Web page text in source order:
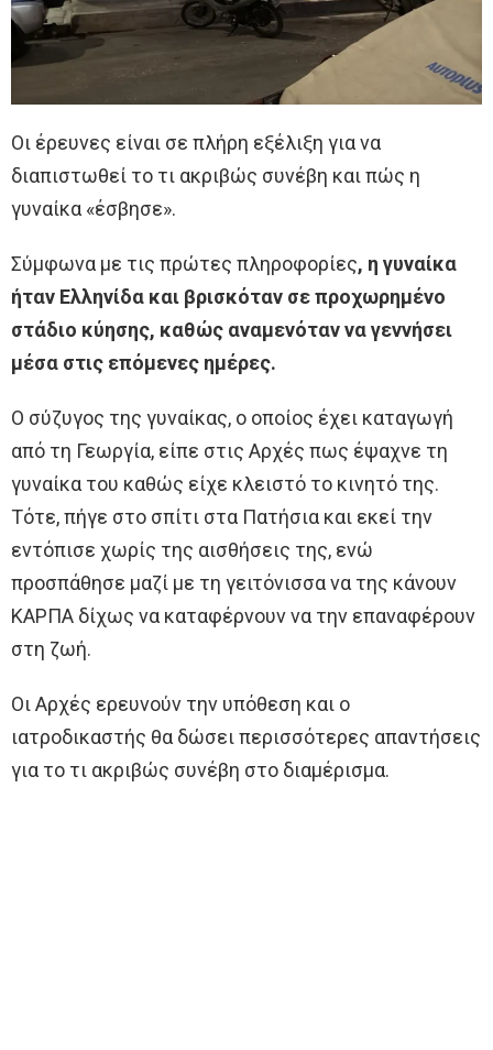
Οι έρευνες είναι σε πλήρη εξέλιξη για να
διαπιστωθεί το τι ακριβώς συνέβη και πώς η
γυναίκα «έσβησε».
Σύμφωνα με τις πρώτες πληροφορίες, η γυναίκα
ήταν Ελληνίδα και βρισκόταν σε προχωρημένο
στάδιο κύησης, καθώς αναμενόταν να γεννήσει
μέσα στις επόμενες ημέρες.
Ο σύζυγος της γυναίκας, ο οποίος έχει καταγωγή
από τη Γεωργία, είπε στις Αρχές πως έψαχνε τη
γυναίκα του καθώς είχε κλειστό το κινητό της.
Τότε, πήγε στο σπίτι στα Πατήσια και εκεί την
εντόπισε χωρίς της αισθήσεις της, ενώ
προσπάθησε μαζί με τη γειτόνισσα να της κάνουν
ΚΑΡΠΑ δίχως να καταφέρνουν να την επαναφέρουν
στη ζωή.
Οι Αρχές ερευνούν την υπόθεση και ο
ιατροδικαστής θα δώσει περισσότερες απαντήσεις
για το τι ακριβώς συνέβη στο διαμέρισμα.